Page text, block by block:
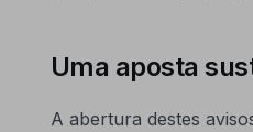
Uma aposta
A abertura destes